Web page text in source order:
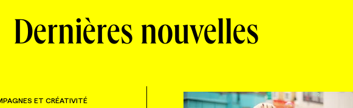
Dernières nouvelles
ET CRÉATIVITÉ